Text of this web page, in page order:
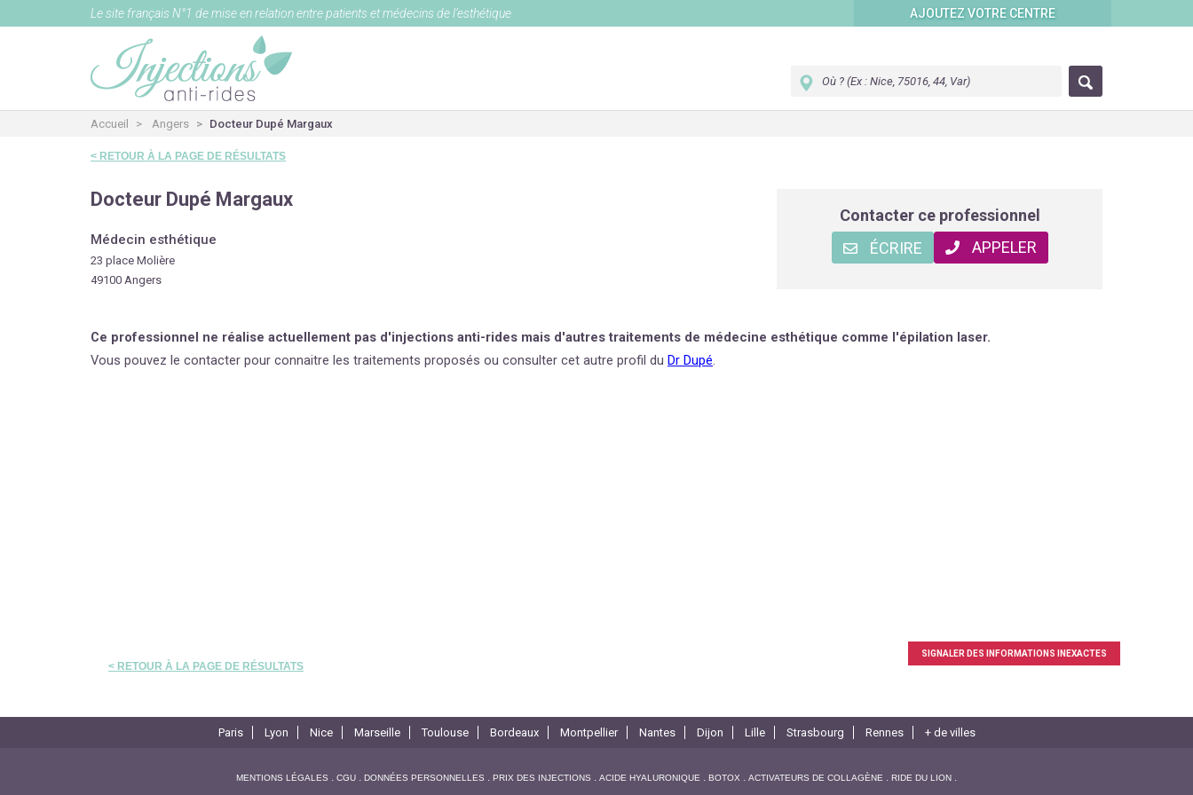
Le site français N°1 de mise en relation entre patients et médecins de l’esthétique AJOUTEZ VOTRE CENTRE
Accueil Angers Docteur Dupé Margaux
< RETOUR À LA PAGE DE RÉSULTATS
Docteur Dupé Margaux
Médecin esthétique
23 place Molière
49100 Angers
Contacter ce professionnel
ÉCRIRE
APPELER
Ce professionnel ne réalise actuellement pas d'injections anti-rides mais d'autres traitements de médecine esthétique comme l'épilation laser.
Vous pouvez le contacter pour connaitre les traitements proposés ou consulter cet autre profil du Dr Dupé.
< RETOUR À LA PAGE DE RÉSULTATS
SIGNALER DES INFORMATIONS INEXACTES
Paris Lyon Nice Marseille Toulouse Bordeaux Montpellier Nantes Dijon Lille Strasbourg Rennes + de villes
MENTIONS LÉGALES CGU DONNÉES PERSONNELLES PRIX DES INJECTIONS ACIDE HYALURONIQUE BOTOX ACTIVATEURS DE COLLAGÈNE RIDE DU LION